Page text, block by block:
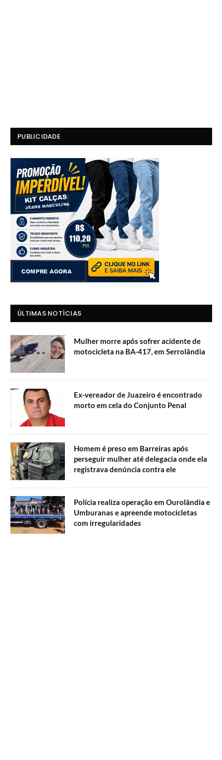
PUBLICIDADE
ÚLTIMAS NOTÍCIAS
Mulher morre após sofrer acidente de
motocicleta na BA-417, em Serrolândia
Ex-vereador de Juazeiro é encontrado
morto em cela do Conjunto Penal
Homem é preso em Barreiras após
perseguir mulher até delegacia onde ela
registrava denúncia contra ele
Polícia realiza operação em Ourolândia e
Umburanas e apreende motocicletas
com irregularidades